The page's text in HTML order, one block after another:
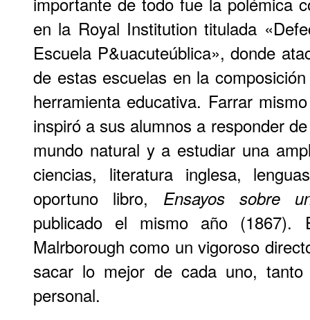
en la Royal Institution titulada
Escuela P&uacuteública», donde
de estas escuelas en la
herramienta educativa. Farrar
inspiró a sus alumnos a responder
mundo natural y a estudiar una
ciencias, literatura inglesa,
oportuno libro, Ensayos sobre
publicado el mismo año
Malrborough como un vigoroso
sacar lo mejor de cada uno,
personal.